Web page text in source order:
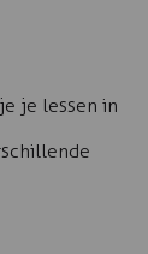
je lessen in